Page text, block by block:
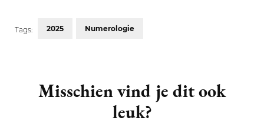
Tags: 2025 Numerologie
Navigation
Misschien vind je dit ook
leuk?